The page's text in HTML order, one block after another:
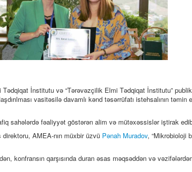
İnstitutu və “Tərəvəzçilik Elmi Tədqiqat İnstitutu”
vasitəsilə davamlı kənd təsərrüfatı istehsalının təmin
sahələrdə fəaliyyət göstərən alim və mütəxəssislər iştirak
AMEA-nın müxbir üzvü Pənah Muradov, “Mikrobioloji
konfransın qarşısında duran əsas məqsəddən və